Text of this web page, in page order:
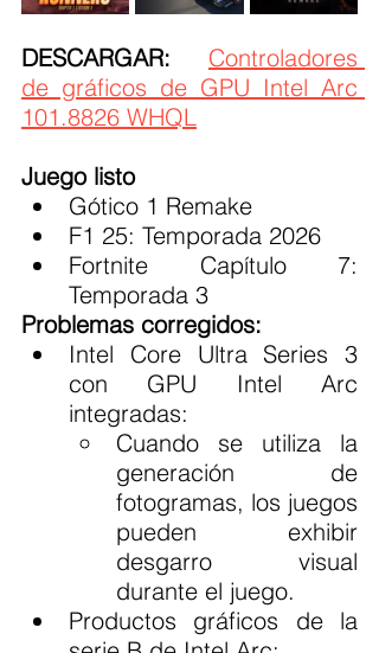
DESCARGAR:
Controladores
de gráficos de GPU Intel Arc
101.8826 WHQL
Juego listo
Gótico 1 Remake
F1 25: Temporada 2026
Fortnite Capítulo 7:
Temporada 3
Problemas corregidos:
Intel Core Ultra Series 3
con GPU Intel Arc
integradas:
Cuando se utiliza la
generación de
fotogramas, los juegos
pueden exhibir
desgarro visual
durante el juego.
Productos gráficos de la